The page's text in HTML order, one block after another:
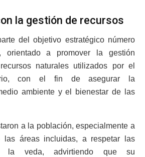
la gestión de recursos
del objetivo estratégico número
orientado a promover la gestión
naturales utilizados por el
con el fin de asegurar la
ambiente y el bienestar de las
a la población, especialmente a
las áreas incluidas, a respetar las
la veda, advirtiendo que su